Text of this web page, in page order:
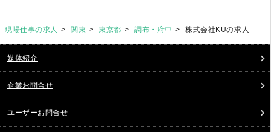
現場仕事の求人 関東 東京都 調布・府中 株式会社KUの求人
媒体紹介
企業お問合せ
ユーザーお問合せ